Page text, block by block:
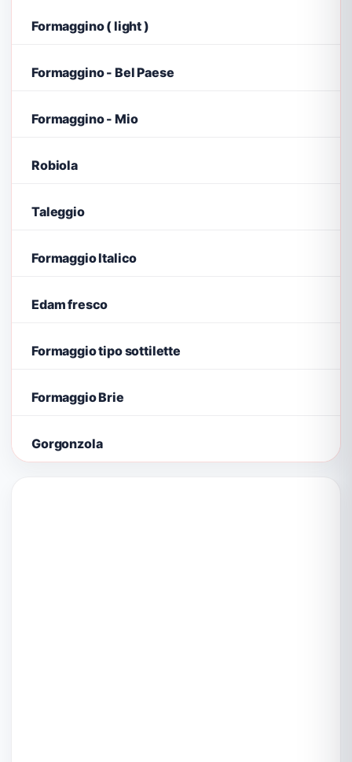
Formaggino ( light )
Formaggino - Bel Paese
Formaggino - Mio
Robiola
Taleggio
Formaggio Italico
Edam fresco
Formaggio tipo sottilette
Formaggio Brie
Gorgonzola